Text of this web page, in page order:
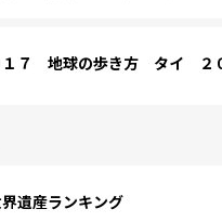
１７ 地球の歩き方 タイ ２
遺産ランキング